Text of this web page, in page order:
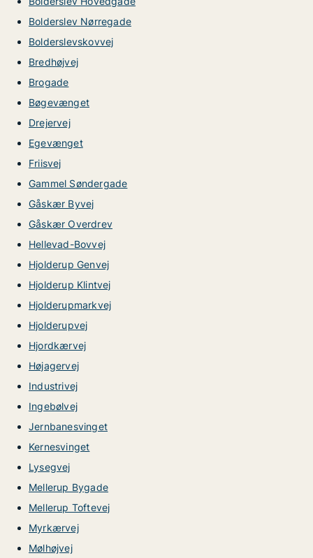
Bolderslev Nørregade
Bolderslevskovvej
Bredhøjvej
Brogade
Bøgevænget
Drejervej
Egevænget
Friisvej
Gammel Søndergade
Gåskær Byvej
Gåskær Overdrev
Hellevad-Bovvej
Hjolderup Genvej
Hjolderup Klintvej
Hjolderupmarkvej
Hjolderupvej
Hjordkærvej
Højagervej
Industrivej
Ingebølvej
Jernbanesvinget
Kernesvinget
Lysegvej
Mellerup Bygade
Mellerup Toftevej
Myrkærvej
Mølhøjvej